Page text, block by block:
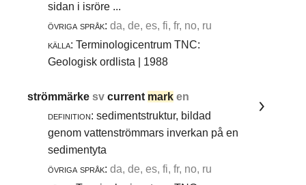
sidan i isröre ...
övriga språk: da, de, es, fi, fr, no, ru
källa: Terminologicentrum TNC:
Geologisk ordlista | 1988
strömmärkesvcurrent mark en
definition: sedimentstruktur, bildad
genom vattenströmmars inverkan på en
sedimentyta
övriga språk: da, de, es, fi, fr, no, ru